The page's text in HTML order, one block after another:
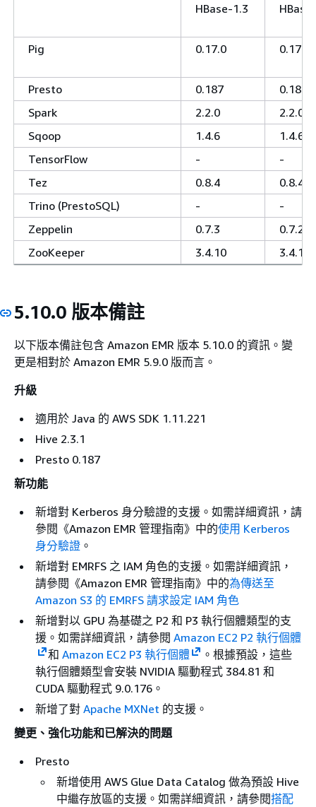
HBase-1.3
Pig 0.17.0 0.17.0
Presto 0.187
0.184
Spark
2.2.0
2.2.0
Sqoop
1.4.6
1.4.6
TensorFlow
-
-
Tez
0.8.4
0.8.4
Trino (PrestoSQL)
-
-
Zeppelin
0.7.3
0.7.2
ZooKeeper
3.4.10 3.4.10
5.10.0 版本備註
以下版本備註包含 Amazon EMR 版本 5.10.0 的資訊。變
更是相對於 Amazon EMR 5.9.0 版而言。
升級
適用於 Java 的 AWS SDK 1.11.221
Hive 2.3.1
Presto 0.187
新功能
新增對 Kerberos 身分驗證的支援。如需詳細資訊，請
參閱《Amazon EMR 管理指南》 中的使用 Kerberos
身分驗證 。
新增對 EMRFS 之 IAM 角色的支援。如需詳細資訊，
請參閱《Amazon EMR 管理指南》 中的為傳送至
Amazon S3 的 EMRFS 請求設定 IAM 角色
新增對以 GPU 為基礎之 P2 和 P3 執行個體類型的支
援。如需詳細資訊，請參閱 Amazon EC2 P2 執行個體
和 Amazon EC2 P3 執行個體
。根據預設，這些
執行個體類型會安裝 NVIDIA 驅動程式 384.81 和
CUDA 驅動程式 9.0.176。
新增了對 Apache MXNet 的支援。
變更、強化功能和已解決的問題
Presto
新增使用 AWS Glue Data Catalog 做為預設 Hive
中繼存放區的支援。如需詳細資訊，請參閱搭配